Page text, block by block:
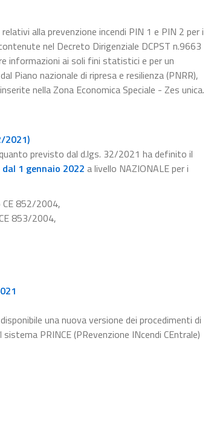
alla prevenzione incendi PIN 1 e PIN 2 per i
nel Decreto Dirigenziale DCPST n.9663
informazioni ai soli fini statistici e per un
Piano nazionale di ripresa e resilienza (PNRR),
nella Zona Economica Speciale - Zes unica.
2021)
previsto dal d.lgs. 32/2021 ha definito il
1 gennaio 2022 a livello NAZIONALE per i
852/2004,
853/2004,
una nuova versione dei procedimenti di
PRINCE (PRevenzione INcendi CEntrale)